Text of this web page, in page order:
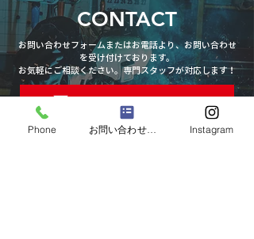
CONTACT
お問い合わせフォームまたはお電話より、お問い合わせ
を受け付けております。
お気軽にご相談ください。専門スタッフが対応します！
お問い合わせフォーム
Phone お問い合わせフォーム Instagram